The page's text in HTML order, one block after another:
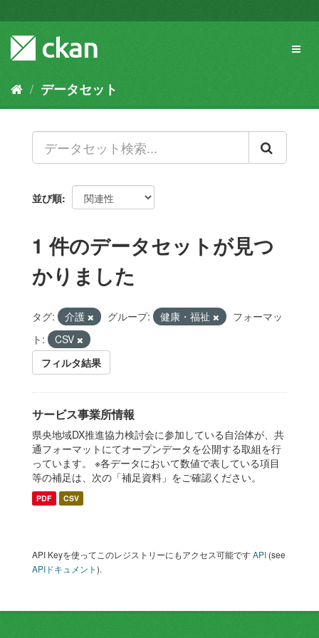
キ
容
データセット
並び順
1 件のデータセットが見つ
かりました
タグ: 介護 グループ: 健康・福祉
フォーマッ
ト:
CSV
フィルタ結果
サービス事業所情報
県央地域DX推進協力検討会に参加している自治体が、共
通フォーマットにてオープンデータを公開する取組を行
っています。 ※各データにおいて数値で表している項目
等の補足は、次の「補足資料」をご確認ください。
PDF CSV
API Keyを使ってこのレジストリーにもアクセス可能ですAPI (see
APIドキュメント).